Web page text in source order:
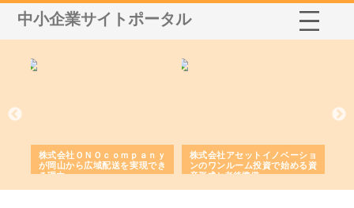
中小企業サイトポータル
株式会社ＯＮＯｃｏｍｐａｎｙ
が岡山から広域配送を実現でき
る理由
株式会社アセットイノベーショ
ンのワンルーム投資で始める資
産形成と老後準備